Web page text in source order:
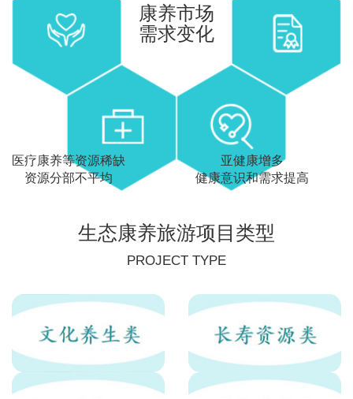
康养市场
需求变化
医疗康养等资源稀缺
资源分部不平均
亚健康增多
健康意识和需求提高
生态康养旅游项目类型
PROJECT TYPE